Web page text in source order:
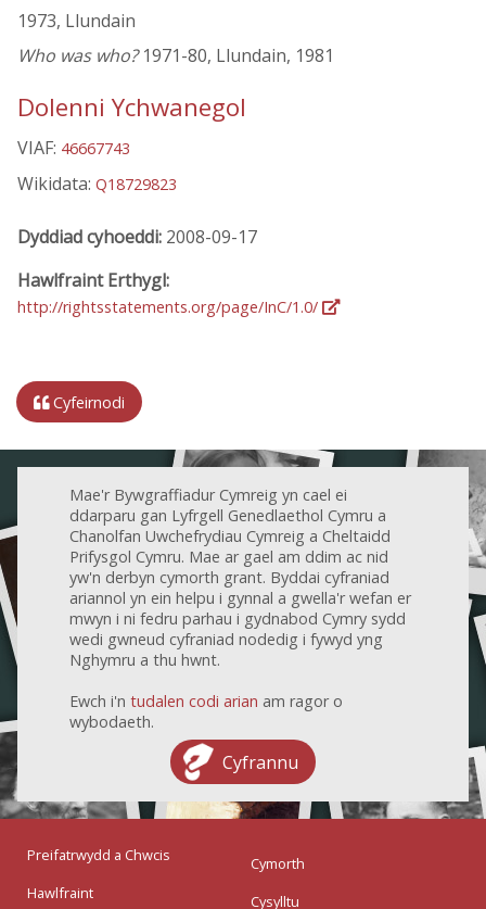
1973, Llundain
Who was who?1971-80, Llundain, 1981
Dolenni Ychwanegol
VIAF: 46667743
Wikidata: Q18729823
Dyddiad cyhoeddi: 2008-09-17
Hawlfraint Erthygl:
http://rightsstatements.org/page/InC/1.0/
Cyfeirnodi
Mae'r Bywgraffiadur Cymreig yn cael ei
ddarparu gan Lyfrgell Genedlaethol Cymru a
Chanolfan Uwchefrydiau Cymreig a Cheltaidd
Prifysgol Cymru. Mae ar gael am ddim ac nid
yw'n derbyn cymorth grant. Byddai cyfraniad
ariannol yn ein helpu i gynnal a gwella'r wefan er
mwyn i ni fedru parhau i gydnabod Cymry sydd
wedi gwneud cyfraniad nodedig i fywyd yng
Nghymru a thu hwnt.
Ewch i'n tudalen codi arian am ragor o
wybodaeth.
Cyfrannu
Preifatrwydd a Chwcis
Hawlfraint
Cymorth
Cysylltu